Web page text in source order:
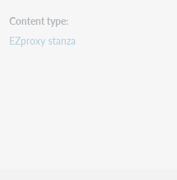
Content type
EZproxy stanza